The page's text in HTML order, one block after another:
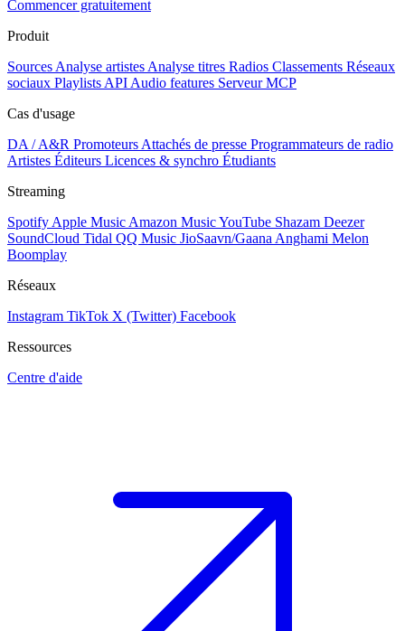
Commencer gratuitement
Produit
Sources Analyse artistes Analyse titres Radios Classements Réseaux
sociaux Playlists API Audio features Serveur MCP
Cas d'usage
DA / A&R Promoteurs Attachés de presse Programmateurs de radio
Artistes Éditeurs Licences & synchro Étudiants
Streaming
Spotify Apple Music Amazon MusicYouTube Shazam Deezer
SoundCloud Tidal QQ Music JioSaavn/Gaana Anghami Melon
Boomplay
Réseaux
Instagram TikTok X (Twitter) Facebook
Ressources
Centre d'aide